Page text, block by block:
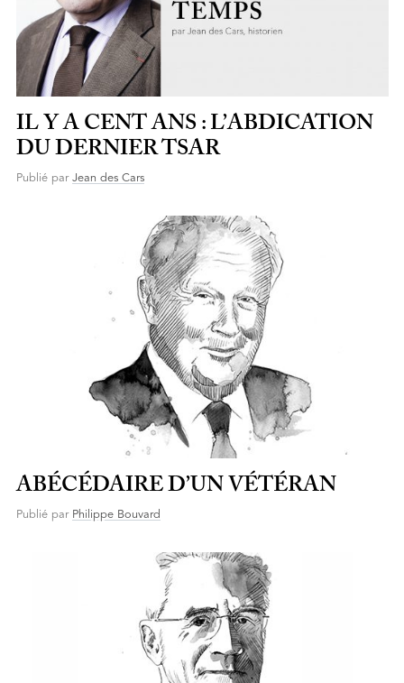
IL Y A CENT ANS : L’ABDICATION
DU DERNIER TSAR
Publié par Jean des Cars
ABÉCÉDAIRE D’UN VÉTÉRAN
Publié par Philippe Bouvard